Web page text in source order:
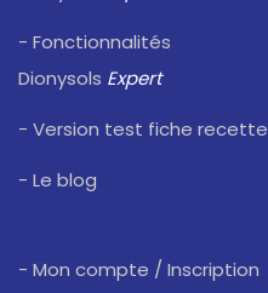
- Fonctionnalités
Dionysols Expert
- Version test fiche recette
- Le blog
- Mon compte / Inscription